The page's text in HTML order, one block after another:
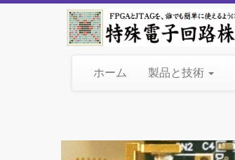
ホーム 製品と技術